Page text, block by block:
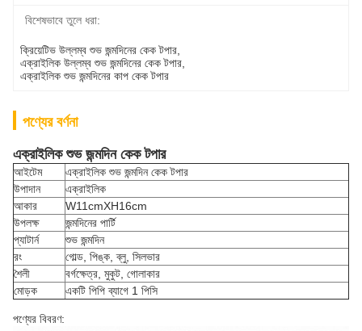
বিশেষভাবে তুলে ধরা:
ক্রিয়েটিভ উল্লম্ব শুভ জন্মদিনের কেক টপার
এক্রাইলিক উল্লম্ব শুভ জন্মদিনের কেক টপার
এক্রাইলিক শুভ জন্মদিনের কাপ কেক টপার
পণ্যের বর্ণনা
এক্রাইলিক শুভ জন্মদিন কেক টপার
আইটেম
এক্রাইলিক শুভ জন্মদিন কেক টপার
উপাদান
এক্রাইলিক
আকার
W11cmXH16cm
উপলক্ষ
জন্মদিনের পার্টি
প্যাটার্ন
শুভ জন্মদিন
রং
গোল্ড, পিঙ্ক, ব্লু, সিলভার
শৈলী
বর্গক্ষেত্র, মুকুট, গোলাকার
মোড়ক
একটি পিপি ব্যাগে 1 পিসি
পণ্যের বিবরণ: